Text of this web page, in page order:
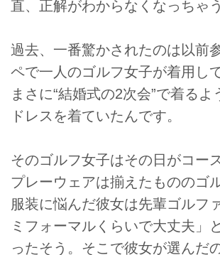
直、正解がわからなくなっちゃ
過去、一番驚かされたのは以前
ペで一人のゴルフ女子が着用し
まさに“結婚式の2次会”で着るよ
ドレスを着ていたんです。
そのゴルフ女子はその日がコー
プレーウェアは揃えたもののゴ
服装に悩んだ彼女は先輩ゴルフ
ミフォーマルくらいで大丈夫」
ったそう。そこで彼女が選んだ